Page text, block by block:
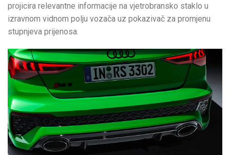
projicira relevantne informacije na vjetrobransko staklo u
izravnom vidnom polju vozača uz pokazivač za promjenu
stupnjeva prijenosa.